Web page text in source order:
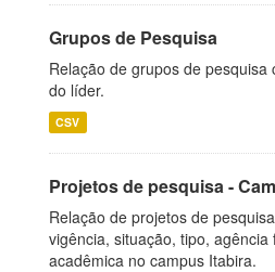
Grupos de Pesquisa
Relação de grupos de
do líder.
CSV
Projetos de pesquisa -
Relação de projetos de
vigência, situação, tipo,
acadêmica no campus Itabira.